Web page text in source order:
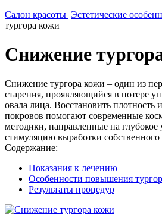
Салон красоты Эстетические
тургора кожи
Снижение
Снижение тургора кожи – один из
старения, проявляющийся в потере
овала лица. Восстановить плотность
покровов помогают современные
методики, направленные на глубокое
стимуляцию выработки собственного
Содержание:
Показания к лечению
Особенности повышения
Результаты процедур